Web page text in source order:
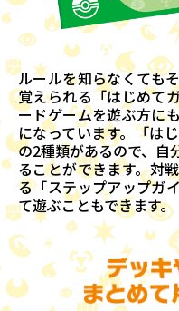
ルールを知らなくても
覚えられる「はじめて
ードゲームを遊ぶ方に
になっています。「は
の2種類があるので、自
ることができます。対
る「ステップアップガ
て遊ぶこともできます。